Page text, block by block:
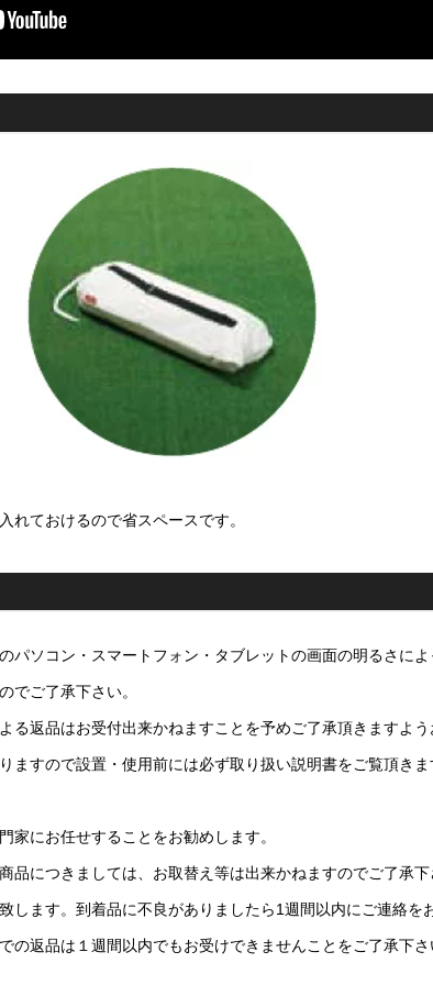
れておけるので省スペースです。
パソコン・スマートフォン・タブレットの画面の明るさに
でご了承下さい。
る返品はお受付出来かねますことを予めご了承頂きますよう
ますので設置・使用前には必ず取り扱い説明書をご覧頂きま
家にお任せすることをお勧めします。
品につきましては、お取替え等は出来かねますのでご了承下
します。到着品に不良がありましたら1週間以内にご連絡を
の返品は１週間以内でもお受けできませんことをご了承下さ